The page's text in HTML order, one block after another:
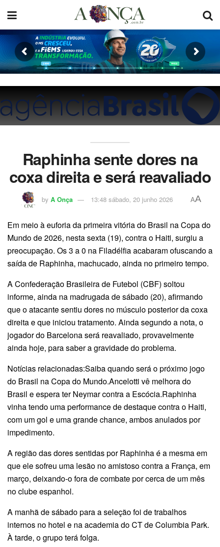
Raphinha sente dores na
coxa direita e será reavaliado
by A Onça 13:48 sábado, 20 junho 2026 AA
Em meio à euforia da primeira vitória do Brasil na Copa do
Mundo de 2026, nesta sexta (19), contra o Haiti, surgiu a
preocupação. Os 3 a 0 na Filadélfia acabaram ofuscando a
saída de Raphinha, machucado, ainda no primeiro tempo.
A Confederação Brasileira de Futebol (CBF) soltou
informe, ainda na madrugada de sábado (20), afirmando
que o atacante sentiu dores no músculo posterior da coxa
direita e que iniciou tratamento. Ainda segundo a nota, o
jogador do Barcelona será reavaliado, provavelmente
ainda hoje, para saber a gravidade do problema.
Notícias relacionadas:Saiba quando será o próximo jogo
do Brasil na Copa do Mundo.Ancelotti vê melhora do
Brasil e espera ter Neymar contra a Escócia.Raphinha
vinha tendo uma performance de destaque contra o Haiti,
com um gol e uma grande chance, ambos anulados por
impedimento.
A região das dores sentidas por Raphinha é a mesma em
que ele sofreu uma lesão no amistoso contra a França, em
março, deixando-o fora de combate por cerca de um mês
no clube espanhol.
A manhã de sábado para a seleção foi de trabalhos
internos no hotel e na academia do CT de Columbia Park.
À tarde, o grupo terá folga.